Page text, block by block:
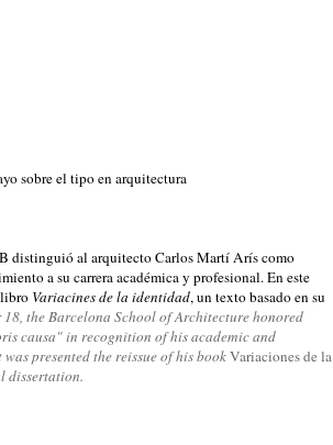
sobre el tipo en arquitectura
distinguió al arquitecto Carlos Martí Arís como
a su carrera académica y profesional. En este
libro Variacines de la identidad, un texto basado en su
18, the Barcelona School of Architecturehonored
causa"in recognition of hisacademic and
was presentedthe reissue ofhis bookVariaciones de la
dissertation.